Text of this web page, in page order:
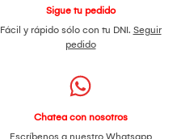
Sigue tu pedido
Fácil y rápido sólo con tu DNI. Seguir
pedido
Chatea con nosotros
Escríbenos a nuestro Whatsapp